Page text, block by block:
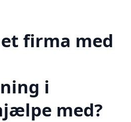
firma med
i
med?